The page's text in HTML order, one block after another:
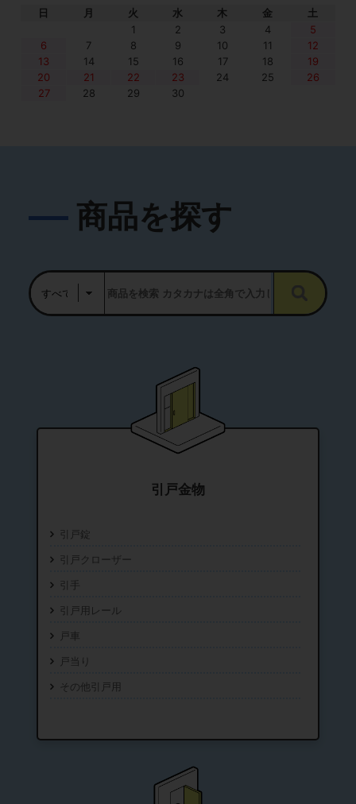
日
月 火 水 木 金
土
1
2 3 4
5
6
7 8 9 10 11
12
13
14 15 16 17 18
19
20
21 22 23 24 25
26
27
28 29 30
商品を探す
引戸金物
引戸錠
引戸クローザー
引手
引戸用レール
戸車
戸当り
その他引戸用